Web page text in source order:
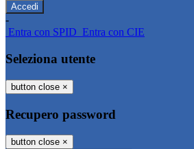
-
Entra con SPID Entra con CIE
Seleziona utente
button close ×
Recupero password
button close ×